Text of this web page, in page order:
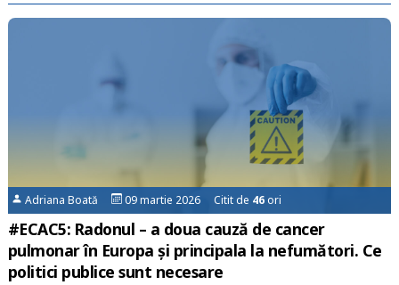
Adriana Boată 09 martie 2026 Citit de 46ori
#ECAC5: Radonul – a doua cauză de cancer
pulmonar în Europa și principala la nefumători. Ce
politici publice sunt necesare